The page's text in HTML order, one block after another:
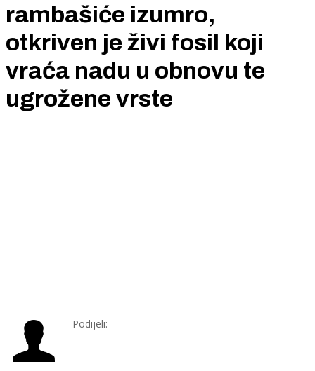
rambašiće izumro,
otkriven je živi fosil koji
vraća nadu u obnovu te
ugrožene vrste
Podijeli: